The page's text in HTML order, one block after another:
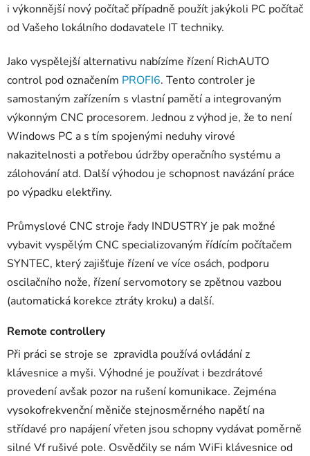
i výkonnější nový počítač případně použít jakýkoli PC počítač
od Vašeho lokálního dodavatele IT techniky.
Jako vyspělejší alternativu nabízíme řízení RichAUTO
control pod označením PROFI6. Tento controler je
samostaným zařízením s vlastní pamětí a integrovaným
výkonným CNC procesorem. Jednou z výhod je, že to není
Windows PC a s tím spojenými neduhy virové
nakazitelnosti a potřebou údržby operačního systému a
zálohování atd. Další výhodou je schopnost navázání práce
po výpadku elektřiny.
Průmyslové CNC stroje řady INDUSTRY je pak možné
vybavit vyspělým CNC specializovaným řídícím počítačem
SYNTEC, který zajišťuje řízení ve více osách, podporu
oscilačního nože, řízení servomotory se zpětnou vazbou
(automatická korekce ztráty kroku) a další.
Remote controllery
Při práci se stroje se zpravidla používá ovládání z
klávesnice a myši. Výhodné je používat i bezdrátové
provedení avšak pozor na rušení komunikace. Zejména
vysokofrekvenční měniče stejnosměrného napětí na
střídavé pro napájení vřeten jsou schopny vydávat poměrně
silné Vf rušivé pole. Osvědčily se nám WiFi klávesnice od